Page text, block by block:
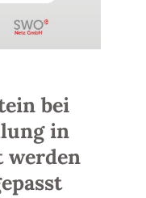
bei
in
werden